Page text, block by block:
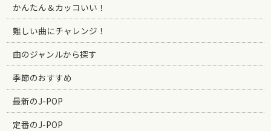
かんたん＆カッコいい！
難しい曲にチャレンジ！
曲のジャンルから探す
季節のおすすめ
最新のJ-POP
定番のJ-POP